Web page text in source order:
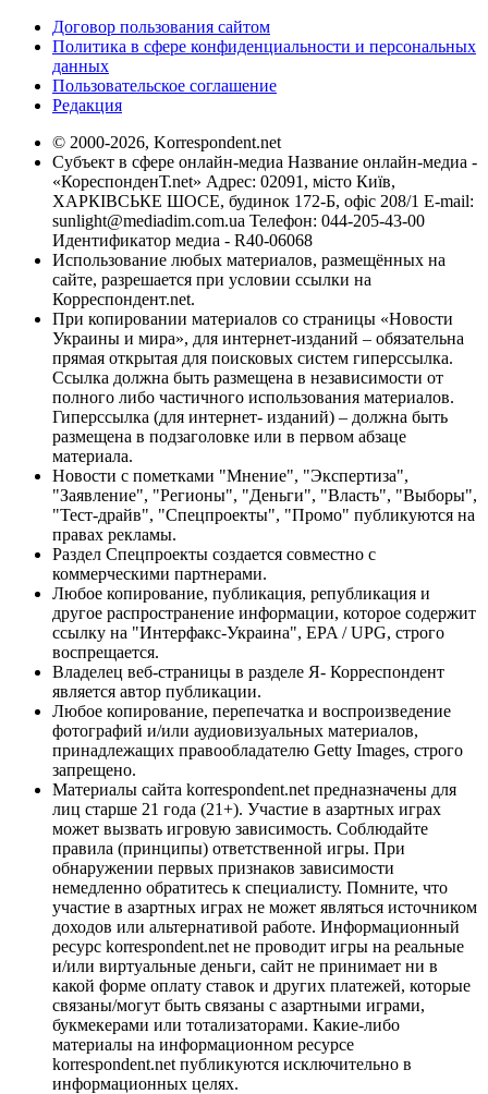
Договор пользования сайтом
Политика в сфере конфиденциальности и персональных
данных
Пользовательское соглашение
Редакция
© 2000-2026, Korrespondent.net
Субъект в сфере онлайн-медиа Название онлайн-медиа -
«КореспонденТ.net» Адрес: 02091, місто Київ,
ХАРКІВСЬКЕ ШОСЕ, будинок 172-Б, офіс 208/1 E-mail:
sunlight@mediadim.com.ua Телефон: 044-205-43-00
Идентификатор медиа - R40-06068
Использование любых материалов, размещённых на
сайте, разрешается при условии ссылки на
Корреспондент.net.
При копировании материалов со страницы «Новости
Украины и мира», для интернет-изданий – обязательна
прямая открытая для поисковых систем гиперссылка.
Ссылка должна быть размещена в независимости от
полного либо частичного использования материалов.
Гиперссылка (для интернет- изданий) – должна быть
размещена в подзаголовке или в первом абзаце
материала.
Новости с пометками "Мнение", "Экспертиза",
"Заявление", "Регионы", "Деньги", "Власть", "Выборы",
"Тест-драйв", "Спецпроекты", "Промо" публикуются на
правах рекламы.
Раздел Спецпроекты создается совместно с
коммерческими партнерами.
Любое копирование, публикация, републикация и
другое распространение информации, которое содержит
ссылку на "Интерфакс-Украина", EPA / UPG, строго
воспрещается.
Владелец веб-страницы в разделе Я- Корреспондент
является автор публикации.
Любое копирование, перепечатка и воспроизведение
фотографий и/или аудиовизуальных материалов,
принадлежащих правообладателю Getty Images, строго
запрещено.
Материалы сайта korrespondent.net предназначены для
лиц старше 21 года (21+). Участие в азартных играх
может вызвать игровую зависимость. Соблюдайте
правила (принципы) ответственной игры. При
обнаружении первых признаков зависимости
немедленно обратитесь к специалисту. Помните, что
участие в азартных играх не может являться источником
доходов или альтернативой работе. Информационный
ресурс korrespondent.net не проводит игры на реальные
и/или виртуальные деньги, сайт не принимает ни в
какой форме оплату ставок и других платежей, которые
связаны/могут быть связаны с азартными играми,
букмекерами или тотализаторами. Какие-либо
материалы на информационном ресурсе
korrespondent.net публикуются исключительно в
информационных целях.